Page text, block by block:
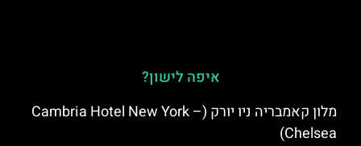
איפה לישון?
מלון קאמבריה ניו יורק (Cambria Hotel New York –
Chelsea)